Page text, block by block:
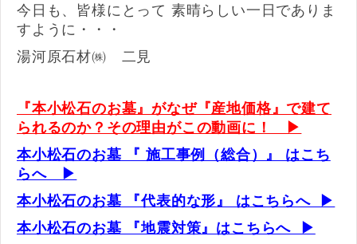
今日も、皆様にとって 素晴らしい一日でありま
すように・・・
湯河原石材㈱ 二見
『本小松石のお墓』がなぜ『産地価格』で建て
られるのか？その理由がこの動画に！
▶
本小松石のお墓 『 施工事例（総合）』 はこち
らへ▶
本小松石のお墓 『代表的な形』 はこちらへ ▶
本小松石のお墓 『地震対策』はこちらへ ▶